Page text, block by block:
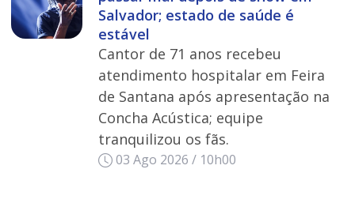
Salvador; estado de saúde é
estável
Cantor de 71 anos recebeu
atendimento hospitalar em Feira
de Santana após apresentação na
Concha Acústica; equipe
tranquilizou os fãs.
03 Ago 2026 / 10h00